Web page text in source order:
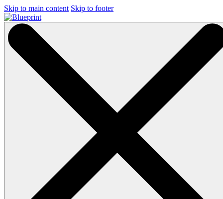
Skip to main content Skip to footer